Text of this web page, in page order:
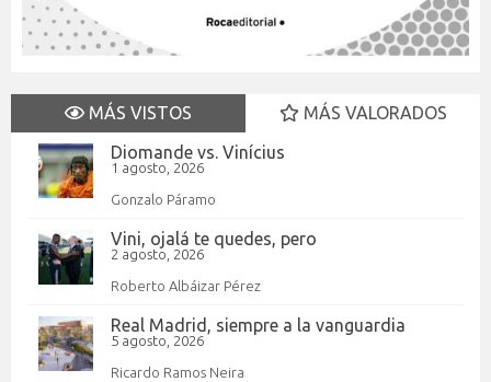
MÁS VISTOS
MÁS VALORADOS
Diomande vs. Vinícius
1 agosto, 2026
Gonzalo Páramo
Vini, ojalá te quedes, pero
2 agosto, 2026
Roberto Albáizar Pérez
Real Madrid, siempre a la vanguardia
5 agosto, 2026
Ricardo Ramos Neira